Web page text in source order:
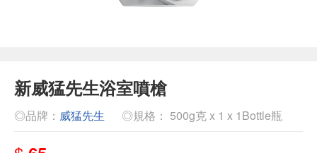
新威猛先生浴室噴槍
◎品牌： 威猛先生 ◎規格： 500g克 x 1 x 1Bottle瓶